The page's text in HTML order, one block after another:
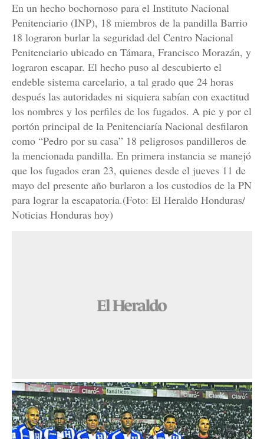
En un hecho bochornoso para el Instituto Nacional
Penitenciario (INP), 18 miembros de la pandilla Barrio
18 lograron burlar la seguridad del Centro Nacional
Penitenciario ubicado en Támara, Francisco Morazán, y
lograron escapar. El hecho puso al descubierto el
endeble sistema carcelario, a tal grado que 24 horas
después las autoridades ni siquiera sabían con exactitud
los nombres y los perfiles de los fugados. A pie y por el
portón principal de la Penitenciaría Nacional desfilaron
como “Pedro por su casa” 18 peligrosos pandilleros de
la mencionada pandilla. En primera instancia se manejó
que los fugados eran 23, quienes desde el jueves 11 de
mayo del presente año burlaron a los custodios de la PN
para lograr la escapatoria.(Foto: El Heraldo Honduras/
Noticias Honduras hoy)